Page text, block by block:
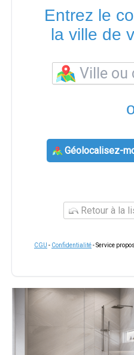
Entrez le
la ville de
Géolocalisez-
Retour à la
CGU - Confidentialité- Service